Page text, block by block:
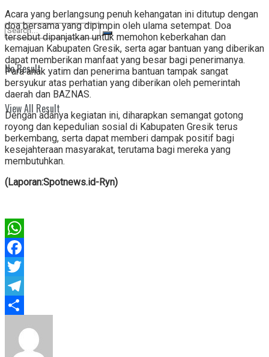
No Result
View All Result
Acara yang berlangsung penuh kehangatan ini ditutup dengan
doa bersama yang dipimpin oleh ulama setempat. Doa
tersebut dipanjatkan untuk memohon keberkahan dan
kemajuan Kabupaten Gresik, serta agar bantuan yang diberikan
dapat memberikan manfaat yang besar bagi penerimanya.
Para anak yatim dan penerima bantuan tampak sangat
bersyukur atas perhatian yang diberikan oleh pemerintah
daerah dan BAZNAS.
Dengan adanya kegiatan ini, diharapkan semangat gotong
royong dan kepedulian sosial di Kabupaten Gresik terus
berkembang, serta dapat memberi dampak positif bagi
kesejahteraan masyarakat, terutama bagi mereka yang
membutuhkan.
(Laporan:Spotnews.id-Ryn)
WhatsApp
Facebook
Twitter
Telegram
Share